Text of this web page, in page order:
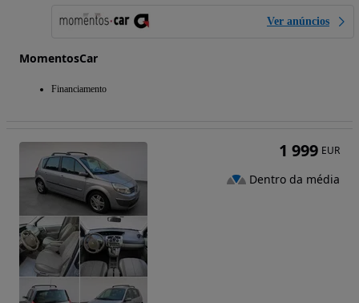
Ver anúncios
MomentosCar
Financiamento
1 999 EUR
Dentro da média